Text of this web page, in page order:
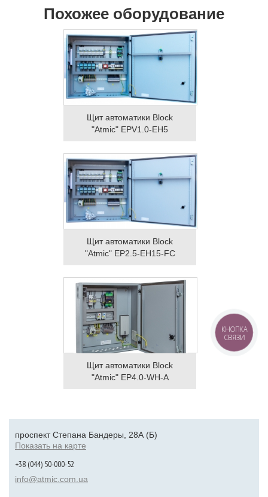
Похожее оборудование
Щит автоматики Block
"Atmic" EPV1.0-EH5
Щит автоматики Block
"Atmic" EP2.5-EH15-FC
Щит автоматики Block
"Atmic" EP4.0-WH-A
проспект Степана Бандеры, 28А (Б)
Показать на карте
+38 (044) 50-000-52
info@atmic.com.ua
КНОПКА
СВЯЗИ